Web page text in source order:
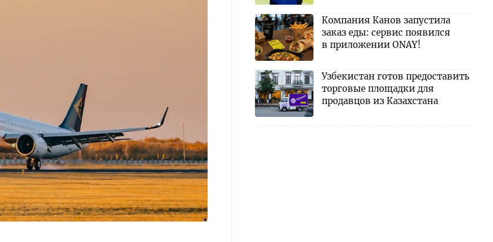
Компания Канов запустила
заказ еды: сервис появился
в приложении ONAY!
Узбекистан готов предоставить
торговые площадки для
продавцов из Казахстана